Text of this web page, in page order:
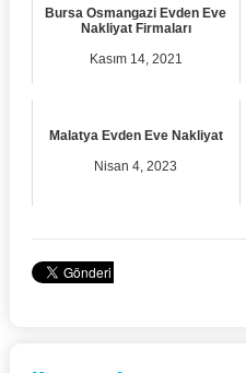
Bursa Osmangazi Evden Eve
Nakliyat Firmaları
Kasım 14, 2021
Malatya Evden Eve Nakliyat
Nisan 4, 2023